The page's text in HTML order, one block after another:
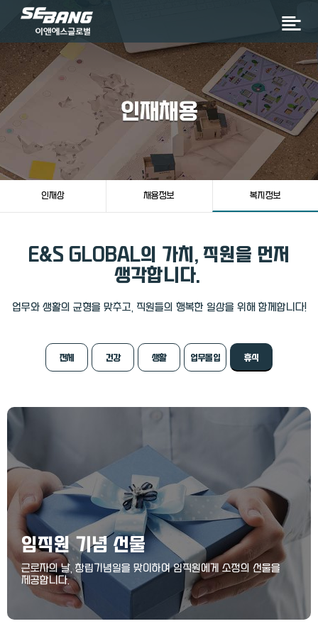
인재상 채용정보 복지정보
E&S GLOBAL의 가치, 직원을 먼저
생각합니다.
업무와 생활의 균형을 맞추고, 직원들의 행복한 일상을 위해 함께합니다!
전체 건강 생활 업무몰입 휴식
임직원 기념 선물
근로자의 날, 창립기념일을 맞이하여 임직원에게 소정의 선물을
제공합니다.